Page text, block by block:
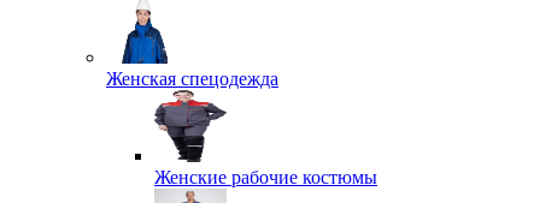
Женская спецодежда
Женские рабочие костюмы